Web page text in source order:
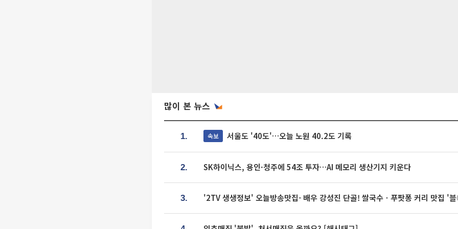
많이 본 뉴스
1. 속보 서울도 '40도'…오늘 노원 40.2도 기록
2. SK하이닉스, 용인·청주에 54조 투자…AI 메모리 생산기지 키운다
3. '2TV 생생정보' 오늘방송맛집- 배우 강성진 단골! 쌀국수ㆍ푸팟퐁 커리 맛